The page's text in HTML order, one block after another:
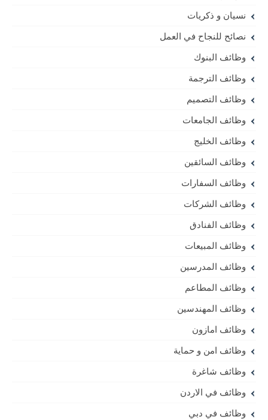
نسيان و ذكريات
نصائح للنجاح في العمل
وظائف البنوك
وظائف الترجمة
وظائف التصميم
وظائف الجامعات
وظائف الخليج
وظائف السائقين
وظائف السفارات
وظائف الشركات
وظائف الفنادق
وظائف المبيعات
وظائف المدرسين
وظائف المطاعم
وظائف المهندسين
وظائف امازون
وظائف امن و حماية
وظائف شاغرة
وظائف في الاردن
وظائف في دبي